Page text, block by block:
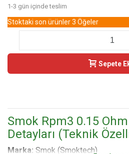
1-3 gün içinde teslim
Stoktaki son ürünler3 Öğeler
Sepete
Smok Rpm3 0.15
Detayları (Teknik
Marka: Smok (Smoktech)